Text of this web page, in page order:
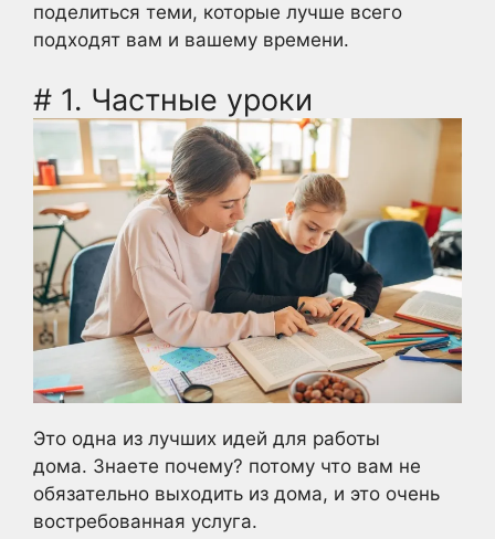
поделиться теми, которые лучше всего
подходят вам и вашему времени.
# 1. Частные уроки
Это одна из лучших идей для работы
дома. Знаете почему? потому что вам не
обязательно выходить из дома, и это очень
востребованная услуга.